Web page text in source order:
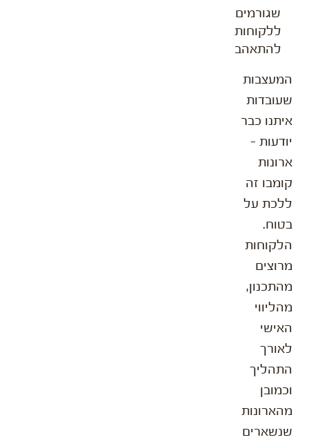
שגורמים
ללקוחות
להתאהב
המעצבות
שעובדות
איתנו כבר
יודעות –
ארונות
קומבו זה
ללכת על
בטוח.
הלקוחות
מרוצים
מהתכנון,
מהליווי
האישי
לאורך
התהליך
וכמובן
מהארונות
שנשארים